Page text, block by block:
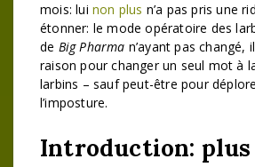
mois: luinon plus n’a pas pris une
étonner: le mode opératoire des
de Big Pharma n’ayant pas changé,
raison pour changer un seul mot à
larbins – sauf peut-être pour
l’imposture.
Introduction: plus